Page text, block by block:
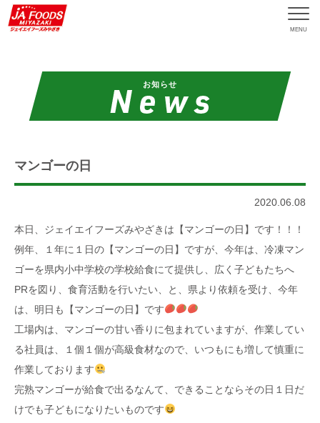
MENU
お知らせ
マンゴーの日
2020.06.08
本日、ジェイエイフーズみやざきは【マンゴーの日】です！！！
例年、１年に１日の【マンゴーの日】ですが、今年は、冷凍マン
ゴーを県内小中学校の学校給食にて提供し、広く子どもたちへ
PRを図り、食育活動を行いたい、と、県より依頼を受け、今年
は、明日も【マンゴーの日】です
工場内は、マンゴーの甘い香りに包まれていますが、作業してい
る社員は、１個１個が高級食材なので、いつもにも増して慎重に
作業しております
完熟マンゴーが給食で出るなんて、できることならその日１日だ
けでも子どもになりたいものです